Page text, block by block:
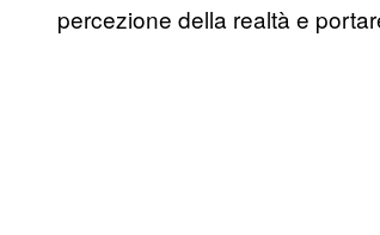
percezione della realtà e